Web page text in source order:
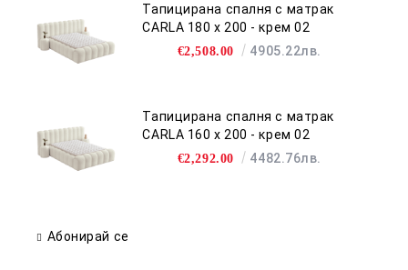
Тапицирана спалня с матрак
CARLA 180 х 200 - крем 02
€2,508.00 4905.22лв.
Тапицирана спалня с матрак
CARLA 160 х 200 - крем 02
€2,292.00 4482.76лв.
Абонирай се